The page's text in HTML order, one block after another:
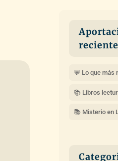
💬 Lo que más
📚 Libros
📚 Misterio en